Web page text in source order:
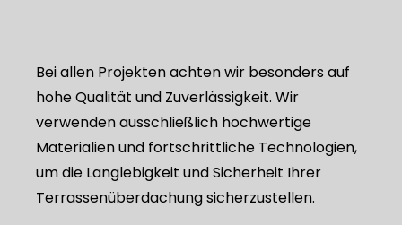
Bei allen Projekten achten wir besonders auf
hohe Qualität und Zuverlässigkeit. Wir
verwenden ausschließlich hochwertige
Materialien und fortschrittliche Technologien,
um die Langlebigkeit und Sicherheit Ihrer
Terrassenüberdachung sicherzustellen.